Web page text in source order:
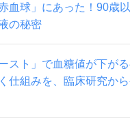
血球」にあった！90歳
の秘密
スト」で血糖値が下が
仕組みを、臨床研究か